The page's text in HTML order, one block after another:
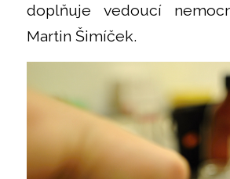
doplňuje vedoucí
Martin Šimíček.